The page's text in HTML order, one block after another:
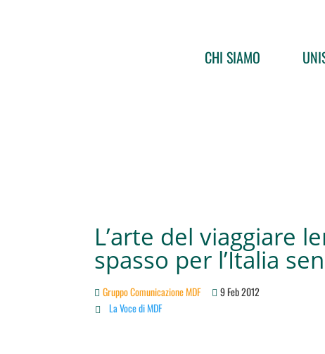
CHI SIAMO
L’arte del viaggiare
spasso per l’Italia
Gruppo Comunicazione MDF 9 Feb 2012
 La Voce di MDF